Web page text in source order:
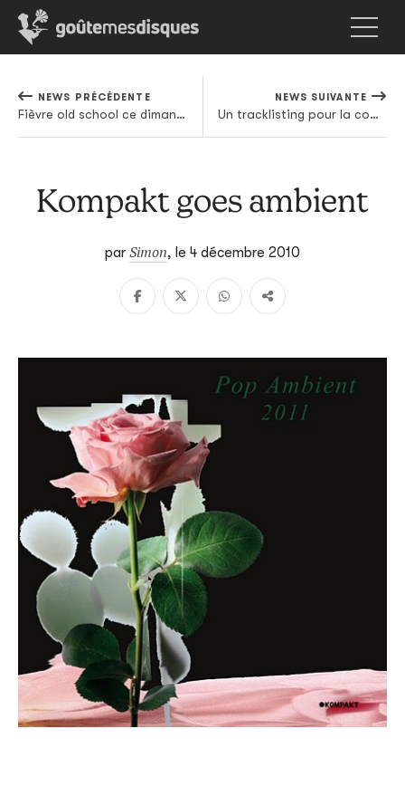
NEWS PRÉCÉDENTE
Fièvre old school ce dimanche sur Paris
NEWS SUIVANTE
Un tracklisting pour la compilation de Jennifer Cardini
Kompakt goes ambient
par Simon, le 4 décembre 2010